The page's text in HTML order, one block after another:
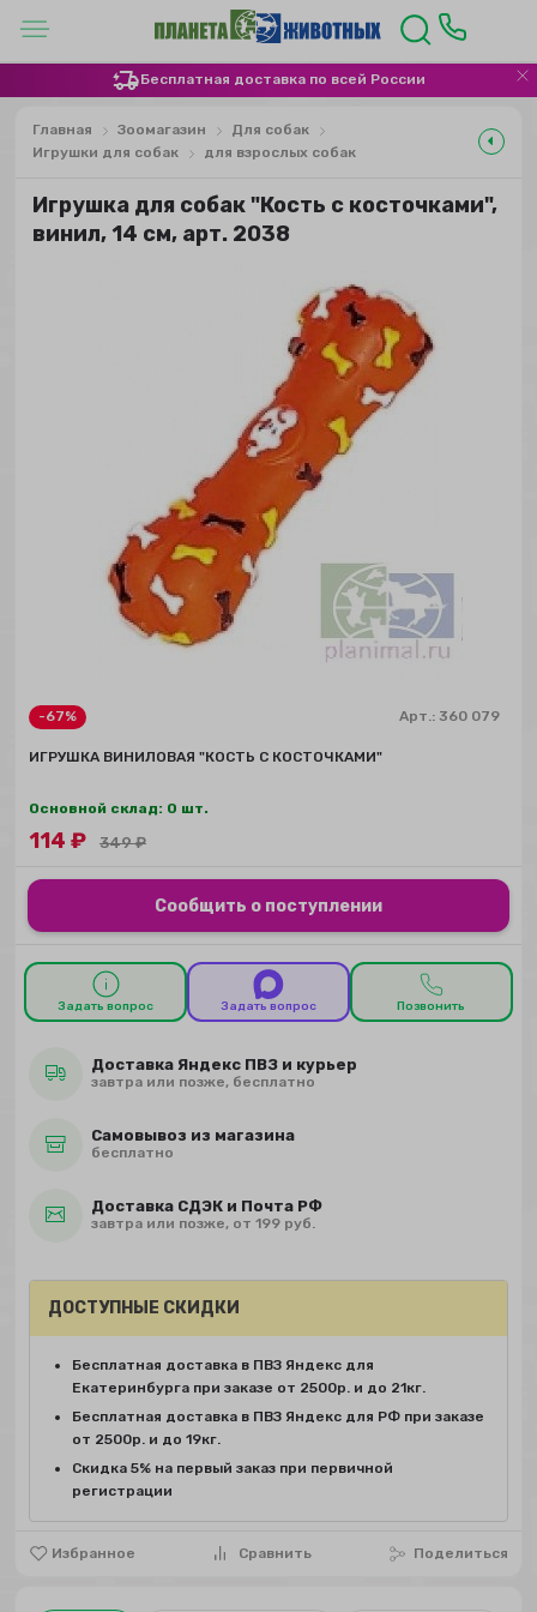
Бесплатная доставка по всей России
Главная Зоомагазин
Для собак
Игрушки для собак
для взрослых собак
Игрушка для собак "Кость с косточками",
винил, 14 см, арт. 2038
-67% Арт.:360 079
ИГРУШКА ВИНИЛОВАЯ "КОСТЬ С КОСТОЧКАМИ"
Основной склад: 0 шт.
114 ₽ 349₽
Сообщить о поступлении
Задать вопрос Задать вопрос Позвонить
Доставка Яндекс ПВЗ и курьер
завтра или позже, бесплатно
Самовывоз из магазина
бесплатно
Доставка СДЭК и Почта РФ
завтра или позже, от 199 руб.
Избранное Сравнить Поделиться
ДОСТУПНЫЕ СКИДКИ
Бесплатная доставка в ПВЗ Яндекс для
Екатеринбурга при заказе от 2500р. и до 21кг.
Бесплатная доставка в ПВЗ Яндекс для РФ при заказе
от 2500р. и до 19кг.
Скидка 5% на первый заказ при первичной
регистрации